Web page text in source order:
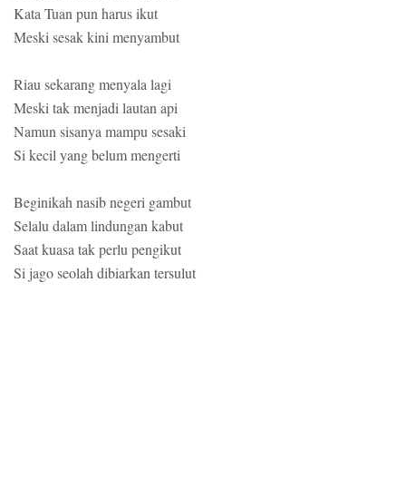
Kata Tuan pun harus ikut
Meski sesak kini menyambut
Riau sekarang menyala lagi
Meski tak menjadi lautan api
Namun sisanya mampu sesaki
Si kecil yang belum mengerti
Beginikah nasib negeri gambut
Selalu dalam lindungan kabut
Saat kuasa tak perlu pengikut
Si jago seolah dibiarkan tersulut